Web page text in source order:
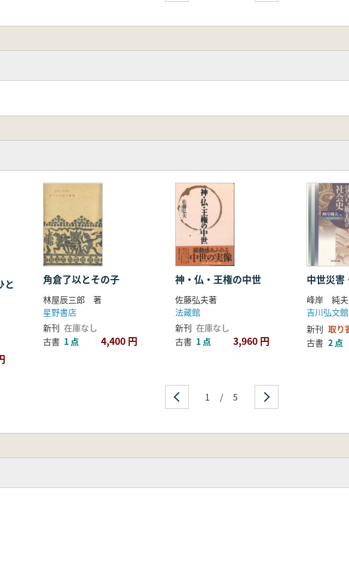
と
角倉了以とその子
林屋辰三郎 著
星野書店
新刊 在庫なし
古書 1 点 4,400 円
神・仏・王権の中世
佐藤弘夫著
法藏館
新刊 在庫なし
古書 1 点 3,960 円
中世災害
峰岸 純夫
吉川弘文館
新刊 取り
古書 2 点
1 / 5